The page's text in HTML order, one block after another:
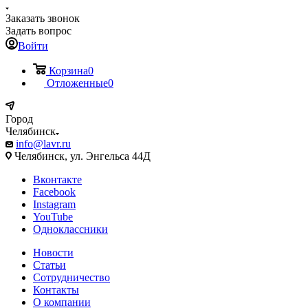
Заказать звонок
Задать вопрос
Войти
Корзина0
Отложенные0
Город
Челябинск
info@lavr.ru
Челябинск, ул. Энгельса 44Д
Вконтакте
Facebook
Instagram
YouTube
Одноклассники
Новости
Статьи
Сотрудничество
Контакты
О компании